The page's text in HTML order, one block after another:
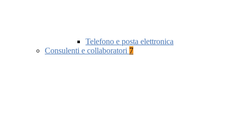
Telefono e posta elettronica
Consulenti e collaboratori 7